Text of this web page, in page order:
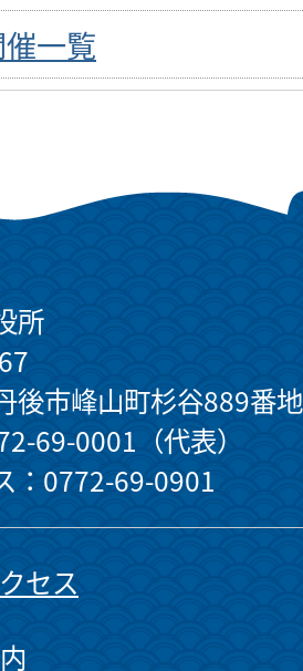
一覧
所
後市峰山町杉谷889番地
69-0001（代表）
：0772-69-0901
セス